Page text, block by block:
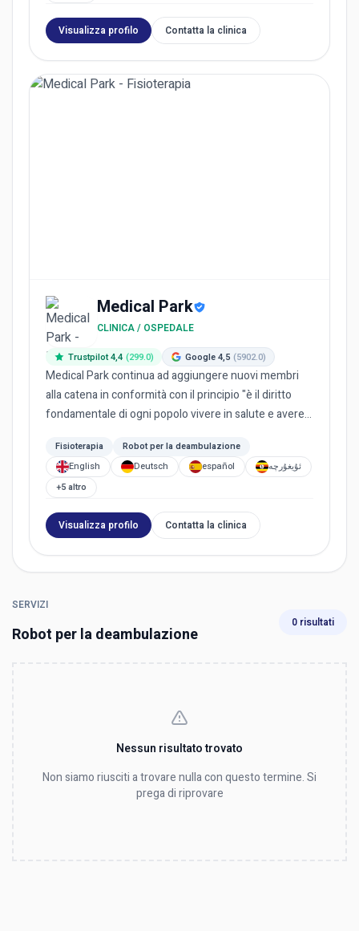
Visualizza profilo Contatta la clinica
Medical Park
CLINICA / OSPEDALE
Trustpilot 4,4 (299.0) Google 4,5 (5902.0)
Medical Park continua ad aggiungere nuovi membri
alla catena in conformità con il principio "è il diritto
fondamentale di ogni popolo vivere in salute e avere
Fisioterapia
Robot per la deambulazione
English
Deutsch español
ئۇيغۇرچە
+5 altro
Visualizza profilo Contatta la clinica
SERVIZI
Robot per la deambulazione
0 risultati
Nessun risultato trovato
Non siamo riusciti a trovare nulla con questo termine. Si
prega di riprovare